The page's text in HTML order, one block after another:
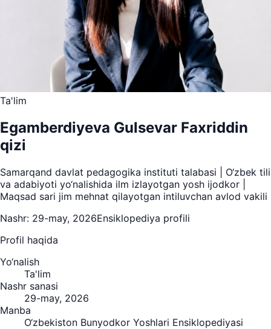
Ta'lim
Egamberdiyeva Gulsevar Faxriddin
qizi
Samarqand davlat pedagogika instituti talabasi | O‘zbek tili
va adabiyoti yo‘nalishida ilm izlayotgan yosh ijodkor |
Maqsad sari jim mehnat qilayotgan intiluvchan avlod vakili
Nashr: 29-may, 2026Ensiklopediya profili
Profil haqida
Yo‘nalish
Ta'lim
Nashr sanasi
29-may, 2026
Manba
O‘zbekiston Bunyodkor Yoshlari Ensiklopediyasi